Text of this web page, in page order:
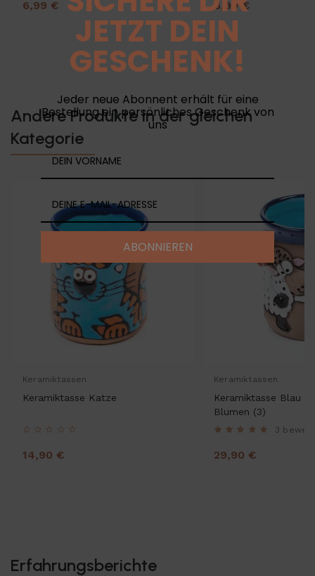
6,99 € 6,99 €
Andere Produkte in der gleichen
Kategorie
Keramiktassen
Keramiktasse Katze
14,90 €
Keramiktassen
Keramiktasse Blau
Blumen (3)
3
29,90 €
Erfahrungsberichte
JETZT DEIN
GESCHENK!
Jeder neue Abonnent erhält für eine
Bestellung ein persönliches Geschenk von
uns
ABONNIEREN